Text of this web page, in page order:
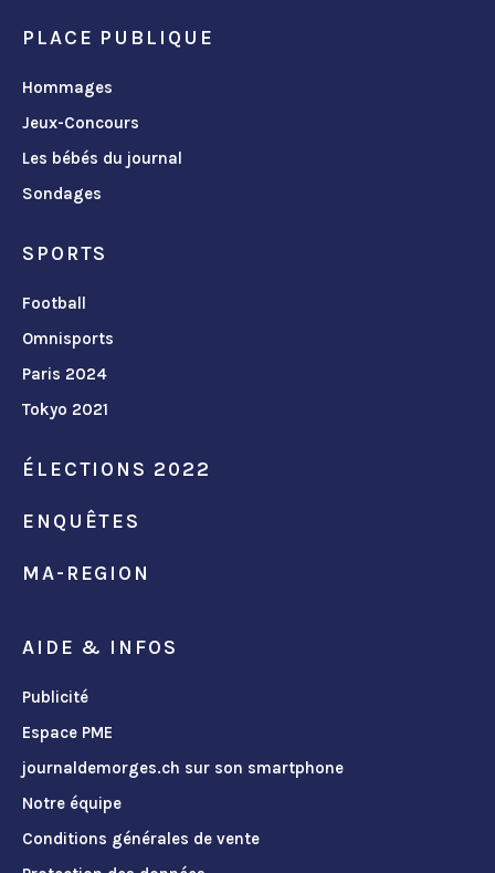
PLACE PUBLIQUE
Hommages
Jeux-Concours
Les bébés du journal
Sondages
SPORTS
Football
Omnisports
Paris 2024
Tokyo 2021
ÉLECTIONS 2022
ENQUÊTES
MA-REGION
AIDE & INFOS
Publicité
Espace PME
journaldemorges.ch sur son smartphone
Notre équipe
Conditions générales de vente